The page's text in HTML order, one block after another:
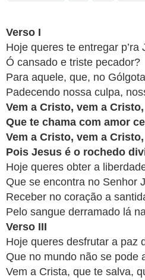
AUTORES
DA
HARPA
LISTAS
APP
WINDOWS
Verso I
Hoje queres te entregar p’ra
Ó cansado e triste pecador?
Para aquele, que, no
Padecendo nossa culpa,
Vem a Cristo, vem a Cristo,
Que te chama com amor
Vem a Cristo, vem a Cristo,
Pois Jesus é o rochedo
Hoje queres obter a
Que se encontra no Senhor
Receber no coração a
Verso III
Hoje queres desfrutar a paz
Que no mundo não se pode
Vem a Crista, que te salva,